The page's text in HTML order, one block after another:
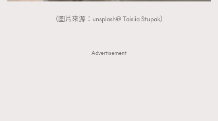
（圖片來源：unsplash@ Taisiia Stupak）
Advertisement